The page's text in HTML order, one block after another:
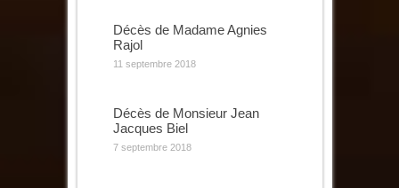
Décès de Madame Agnies
Rajol
11 septembre 2018
Décès de Monsieur Jean
Jacques Biel
7 septembre 2018